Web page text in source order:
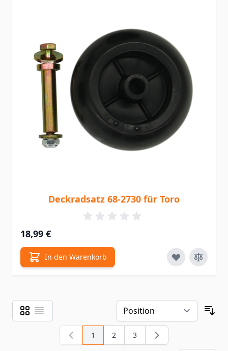
Deckradsatz 68-2730 für Toro
18,99 €
In den Warenkorb
Ansicht als
Raster
Liste
Sie lesen gerade Seite
1 Seite
2 Seite
3